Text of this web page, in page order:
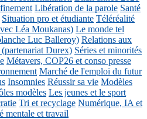
Libération de la parole Santé
Situation pro et étudiante Téléréalité
Léa Moukanas) Le monde tel
Luc Balleroy) Relations aux
(partenariat Durex) Séries et minorités
Métavers, COP26 et conso presse
Marché de l'emploi du futur
Insomnies Réussir sa vie Modèles
modèles Les jeunes et le sport
Tri et recyclage Numérique, IA et
mentale et travail